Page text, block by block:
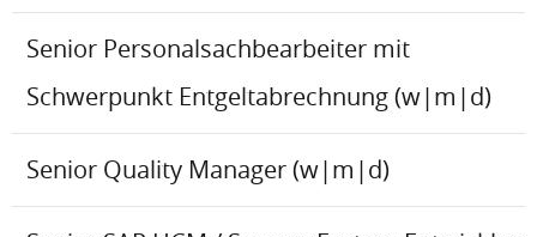
Senior Personalsachbearbeiter mit
Schwerpunkt Entgeltabrechnung (w|m|d)
Senior Quality Manager (w|m|d)